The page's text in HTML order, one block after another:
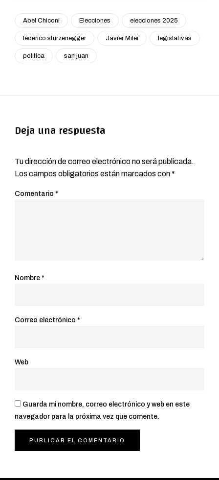
Abel Chiconi Elecciones elecciones 2025
federico sturzenegger Javier Milei legislativas
politica san juan
Deja una respuesta
Tu dirección de correo electrónico no será publicada.
Los campos obligatorios están marcados con*
Comentario *
Nombre *
Correo electrónico *
Web
Guarda mi nombre, correo electrónico y web en este
navegador para la próxima vez que comente.